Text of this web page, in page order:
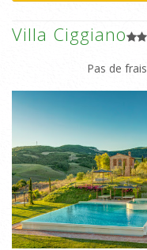
Villa Ciggiano
Pas de